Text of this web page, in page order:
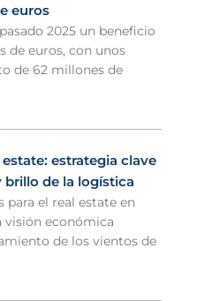
euros
2025 un beneficio
de euros, con unos
de 62 millones de
estrategia clave
brillo de la logística
para el real estate en
visión económica
de los vientos de